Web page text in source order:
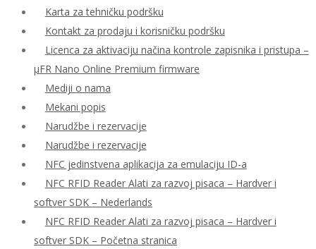
Karta za tehničku podršku
Kontakt za prodaju i korisničku podršku
Licenca za aktivaciju načina kontrole zapisnika i pristupa –
μFR Nano Online Premium firmware
Mediji o nama
Mekani popis
Narudžbe i rezervacije
Narudžbe i rezervacije
NFC jedinstvena aplikacija za emulaciju ID-a
NFC RFID Reader Alati za razvoj pisaca – Hardver i
softver SDK – Nederlands
NFC RFID Reader Alati za razvoj pisaca – Hardver i
softver SDK – Početna stranica